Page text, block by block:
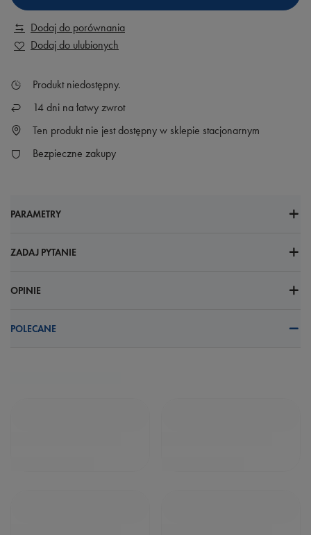
Dodaj do porównania
Dodaj do ulubionych
Produkt niedostępny
14 dni na łatwy zwrot
Ten produkt nie jest dostępny w sklepie stacjonarnym
Bezpieczne zakupy
PARAMETRY
ZADAJ PYTANIE
OPINIE
POLECANE